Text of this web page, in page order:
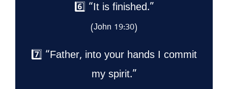
6️⃣ “It is finished.”
(John 19:30)
7️⃣ “Father, into your hands I commit
my spirit.”